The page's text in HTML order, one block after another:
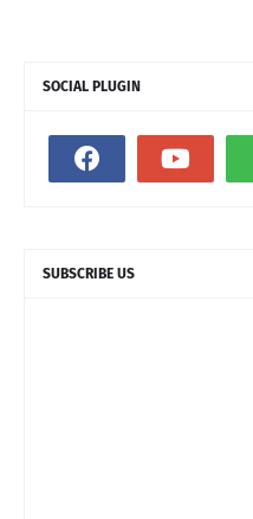
SOCIAL PLUGIN
SUBSCRIBE US